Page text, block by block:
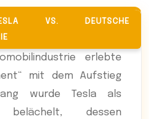
VS. DEUTSCHE
erlebte
mit dem Aufstieg
wurde Tesla als
belächelt, dessen